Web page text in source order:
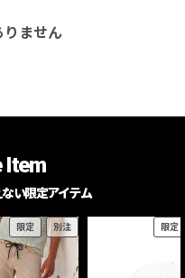
りません
Item
い限定アイテム
限定 別注 限定